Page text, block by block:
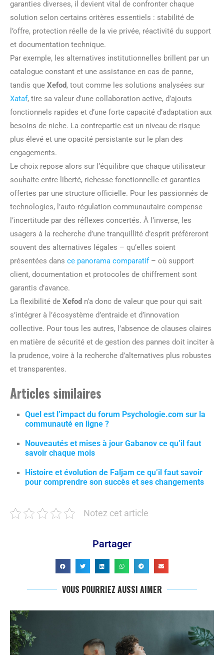
garanties diverses, il devient vital de confronter chaque
solution selon certains critères essentiels : stabilité de
l’offre, protection réelle de la vie privée, réactivité du support
et documentation technique.
Par exemple, les alternatives institutionnelles brillent par un
catalogue constant et une assistance en cas de panne,
tandis que Xefod, tout comme les solutions analysées sur
Xataf, tire sa valeur d’une collaboration active, d’ajouts
fonctionnels rapides et d’une forte capacité d’adaptation aux
besoins de niche. La contrepartie est un niveau de risque
plus élevé et une opacité persistante sur le plan des
engagements.
Le choix repose alors sur l’équilibre que chaque utilisateur
souhaite entre liberté, richesse fonctionnelle et garanties
offertes par une structure officielle. Pour les passionnés de
technologies, l’auto-régulation communautaire compense
l’incertitude par des réflexes concertés. À l’inverse, les
usagers à la recherche d’une tranquillité d’esprit préféreront
souvent des alternatives légales – qu’elles soient
présentées dans ce panorama comparatif– où support
client, documentation et protocoles de chiffrement sont
garantis d’avance.
La flexibilité de Xefod n’a donc de valeur que pour qui sait
s’intégrer à l’écosystème d’entraide et d’innovation
collective. Pour tous les autres, l’absence de clauses claires
en matière de sécurité et de gestion des pannes doit inciter à
la prudence, voire à la recherche d’alternatives plus robustes
et transparentes.
Articles similaires
Quel est l’impact du forum Psychologie.com sur la
communauté en ligne ?
Nouveautés et mises à jour Gabanov ce qu’il faut
savoir chaque mois
Histoire et évolution de Faljam ce qu’il faut savoir
pour comprendre son succès et ses changements
Notez cet article
Partager
VOUS POURRIEZ AUSSI AIMER